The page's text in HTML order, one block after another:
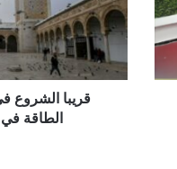
قريبا الشروع
الطاقة في 6100 مسجد وجامع